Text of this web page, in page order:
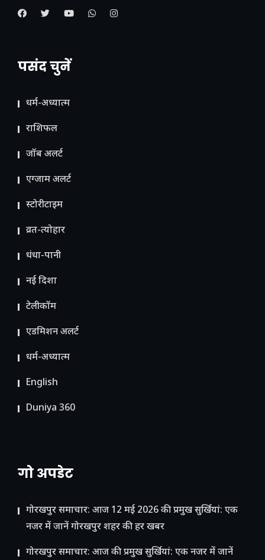
पसंद चुनें
धर्म-अध्यात्म
राशिफल
जॉब अलर्ट
एग्जाम अलर्ट
स्टोरीटाइम
व्रत-त्योहार
धंधा-पानी
नई दिशा
टेलीकॉम
ए​डमिशन अलर्ट
धर्म-अध्यात्म
English
Duniya 360
गो अपडेट
गोरखपुर समाचार: आज 12 मई 2026 की प्रमुख सुर्खियां: एक
नजर में जानें गोरखपुर शहर की हर खबर
गोरखपुर समाचार: आज की प्रमुख सुर्खियां: एक नजर में जानें